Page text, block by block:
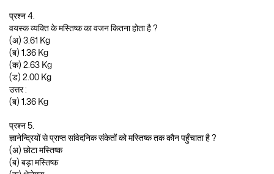
प्रश्न 4.
वयस्क व्यक्ति के मस्तिष्क का वजन कितना होता है ?
(अ) 3.61 Kg
(ब) 1.36 Kg
(क) 2.63 Kg
(ड) 2.00 Kg
उत्तर :
(ब) 1.36 Kg
प्रश्न 5.
ज्ञानेन्द्रियों से प्राप्त सांवेदनिक संकेतों को मस्तिष्क तक कौन पहुँचाता है ?
(अ) छोटा मस्तिष्क
(ब) बड़ा मस्तिष्क